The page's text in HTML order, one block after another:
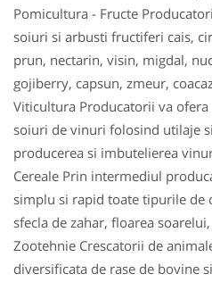
Pomicultura - Fructe
soiuri si arbusti fructiferi cais,
prun, nectarin, visin, migdal,
gojiberry, capsun, zmeur,
Viticultura Producatorii va
soiuri de vinuri folosind utilaje
producerea si imbutelierea
Cereale Prin intermediul
simplu si rapid toate tipurile de
sfecla de zahar, floarea
Zootehnie Crescatorii de
diversificata de rase de bovine